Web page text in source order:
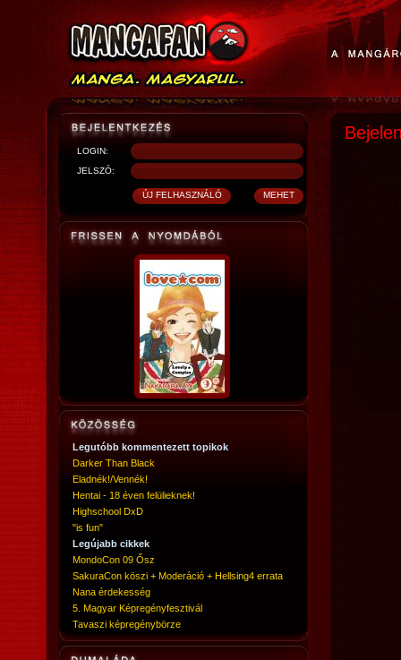
LOGIN:
JELSZÓ:
Legutóbb kommentezett topikok
Darker Than Black
Eladnék!/Vennék!
Hentai - 18 éven felülieknek!
Highschool DxD
"is fun"
Legújabb cikkek
MondoCon 09 Ősz
SakuraCon köszi + Moderáció + Hellsing4 errata
Nana érdekesség
5. Magyar Képregényfesztivál
Tavaszi képregénybörze